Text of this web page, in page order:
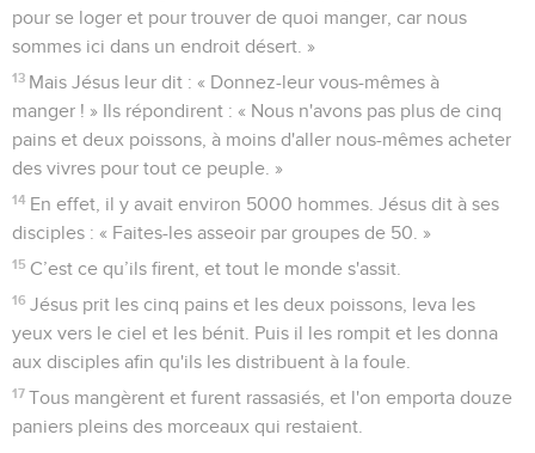
pour se loger et pour trouver de quoi manger, car nous
sommes ici dans un endroit désert. »
13 Mais Jésus leur dit : « Donnez-leur vous-mêmes à
manger ! » Ils répondirent : « Nous n'avons pas plus de cinq
pains et deux poissons, à moins d'aller nous-mêmes acheter
des vivres pour tout ce peuple. »
14 En effet, il y avait environ 5000 hommes. Jésus dit à ses
disciples : « Faites-les asseoir par groupes de 50. »
15 C’est ce qu’ils firent, et tout le monde s'assit.
16 Jésus prit les cinq pains et les deux poissons, leva les
yeux vers le ciel et les bénit. Puis il les rompit et les donna
aux disciples afin qu'ils les distribuent à la foule.
17 Tous mangèrent et furent rassasiés, et l'on emporta douze
paniers pleins des morceaux qui restaient.